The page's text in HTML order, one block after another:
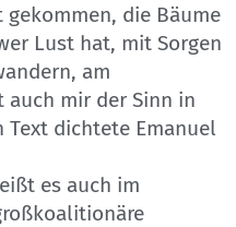
gekommen, die Bäume
Lust hat, mit Sorgen
am
mir der Sinn in
Text dichtete Emanuel
es auch im